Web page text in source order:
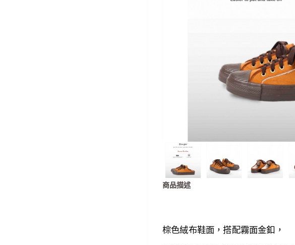
商品描述
棕色絨布鞋面，搭配霧面金釦，